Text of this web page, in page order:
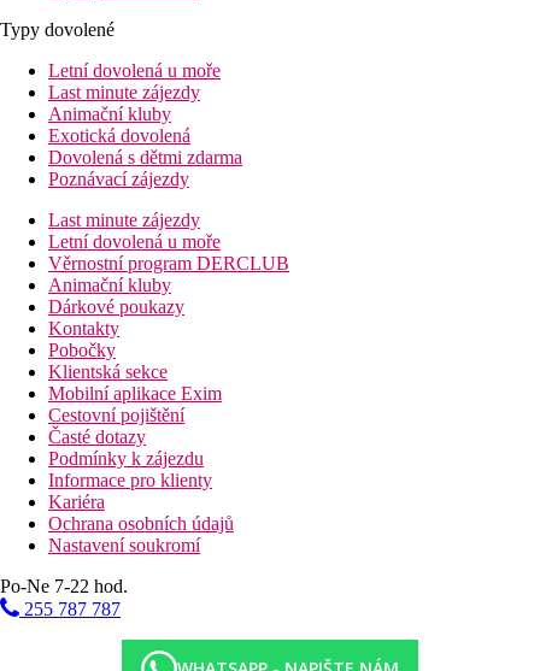
Typy dovolené
Letní dovolená u moře
Last minute zájezdy
Animační kluby
Exotická dovolená
Dovolená s dětmi zdarma
Poznávací zájezdy
Last minute zájezdy
Letní dovolená u moře
Věrnostní program DERCLUB
Animační kluby
Dárkové poukazy
Kontakty
Pobočky
Klientská sekce
Mobilní aplikace Exim
Cestovní pojištění
Časté dotazy
Podmínky k zájezdu
Informace pro klienty
Kariéra
Ochrana osobních údajů
Nastavení soukromí
Po-Ne 7-22 hod.
255 787 787